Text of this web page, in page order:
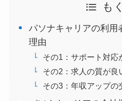
も
パソナキャリアの利用
理由
その1：サポート対応
その2：求人の質が良
その3：年収アップの